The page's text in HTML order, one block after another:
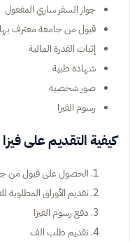
جواز السفر ساري المفعول
قبول من جامعة معترف بها
إثبات القدرة المالية
شهادة طبية
صور شخصية
رسوم الفيزا
كيفية التقديم على
الحصول على قبول من
تقديم الأوراق المطلوبة
دفع رسوم الفيزا
تقديم طلب الف